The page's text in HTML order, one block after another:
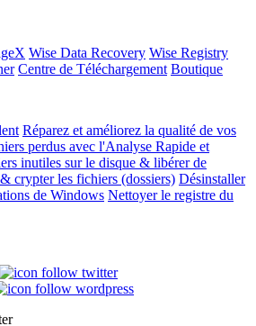
Wise Data Recovery Wise Registry
Centre de Téléchargement Boutique
Réparez et améliorez la qualité de vos
perdus avec l'Analyse Rapide et
inutiles sur le disque & libérer de
crypter les fichiers (dossiers) Désinstaller
de Windows Nettoyer le registre du